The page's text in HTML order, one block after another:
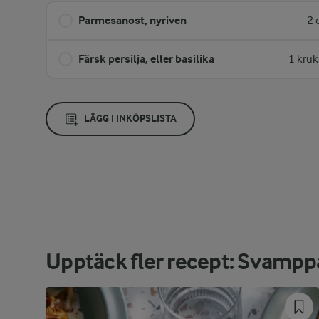
Parmesanost, nyriven 2
Färsk persilja, eller basilika 1
LÄGG I INKÖPSLISTA
Upptäck fler recept: